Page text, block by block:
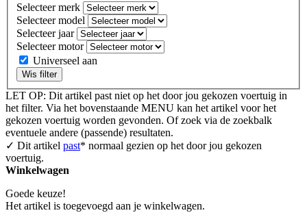
Selecteer merk
Selecteer model
Selecteer jaar
Selecteer motor
Universeel aan
Wis filter
LET OP: Dit artikel past niet op het door jou gekozen voertuig in
het filter. Via het bovenstaande MENU kan het artikel voor het
gekozen voertuig worden gevonden. Of zoek via de zoekbalk
eventuele andere (passende) resultaten.
✓ Dit artikel past* normaal gezien op het door jou gekozen
voertuig.
Winkelwagen
Goede keuze!
Het artikel is toegevoegd aan je winkelwagen.